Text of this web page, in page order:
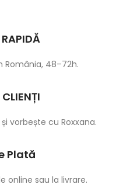
RAPIDĂ
România, 48–72h.
și vorbește cu Roxxana.
Plată
online sau la livrare.